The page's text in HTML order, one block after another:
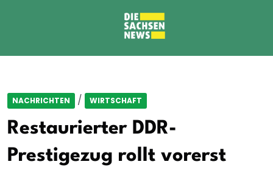
NACHRICHTEN / WIRTSCHAFT
Restaurierter DDR-
Prestigezug rollt vorerst